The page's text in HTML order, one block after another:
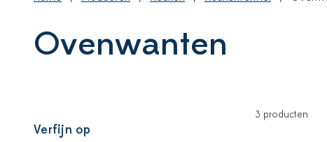
Ovenwanten
Verfijn op
3 producten